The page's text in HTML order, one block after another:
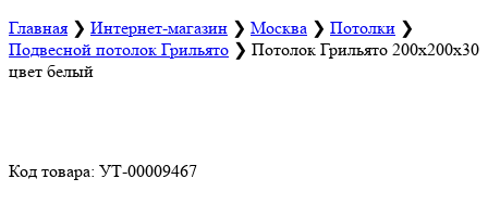
Главная ❯ Интернет-магазин ❯ Москва ❯ Потолки ❯
Подвесной потолок Грильято ❯ Потолок Грильято 200х200х30
цвет белый
Код товара: УТ-00009467